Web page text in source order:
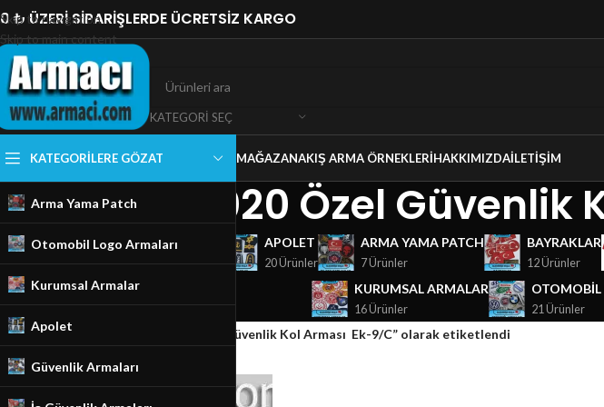
Skip to navigation
Skip to main content
₺ ÜZERİ SİPARİŞLERDE ÜCRETSİZ KARGO
KATEGORI SEÇ
KATEGORILERE GÖZAT
Arma Yama Patch
Otomobil Logo Armaları
Kurumsal Armalar
Apolet
Güvenlik Armaları
MAĞAZANAKIŞ ARMA ÖRNEKLERIHAKKIMIZDAİLETIŞIM
2020 Özel
GÜVENLIK ARMALARI
18 Ürünler
APOLET
20 Ürünler
ARMA YAMA PATCH
7 Ürünler
BAYRAKLAR
12 Ürünler
KURUMSAL ARMALAR
16 Ürünler
OTOMOBIL
21 Ürünler
Ana Sayfa/Mağaza Ürünler “2020 Özel Güvenlik Kol Arması Ek-9/C” olarak etiketlendi